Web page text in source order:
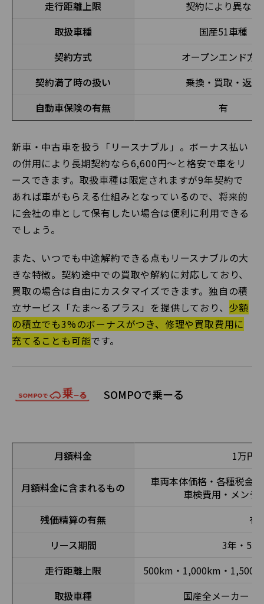
走行距離上限
契約により異なる
取扱車種
国産51車種
契約方式
オープンエンド方
契約満了時の扱い
乗換・買取・返却
自動車保険の有無
有
新車・中古車を扱う「リースナブル」。ボーナス払い
の併用により長期契約なら6,600円〜と格安で車をリ
ースできます。取扱車種は限定されますが9年契約で
あれば車がもらえる仕組みとなっているので、将来的
に会社の車として保有したい場合は便利に利用できる
でしょう。
また、いつでも中途解約できる点もリースナブルの大
きな特徴。契約途中での買取や解約に対応しており、
買取の場合は自由にカスタマイズできます。独自の積
立サービス「たま〜るプラス」を提供しており、 少額
の積立でも3%のボーナスがつき、修理や買取費用に
充てることも可能です。
SOMPOで乗ーる
月額料金 1万円
月額料金に含まれるもの
車両本体価格・各種税金
車検費用・メンテ
残価精算の有無
有
リース期間
3年・5年
走行距離上限
500km・1,000km・
取扱車種
国産全メーカー・